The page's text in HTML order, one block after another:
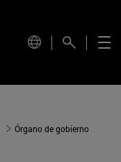
Órgano de gobierno